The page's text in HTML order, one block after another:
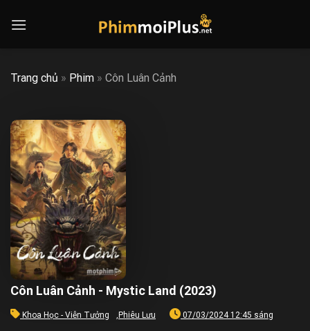
Trang chủ » Phim » Côn Luân Cảnh
Côn Luân Cảnh - Mystic Land (2023)
Khoa Học - Viễn Tưởng Phiêu Lưu 07/03/2024 12:45 sáng